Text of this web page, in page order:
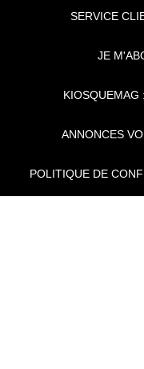
SERVICE
JE
KIOSQUEMAG
ANNONCES
POLITIQUE DE